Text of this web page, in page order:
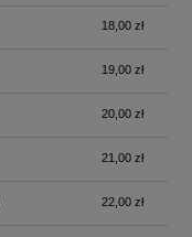
18,00 zł
19,00 zł
20,00 zł
21,00 zł
22,00 zł